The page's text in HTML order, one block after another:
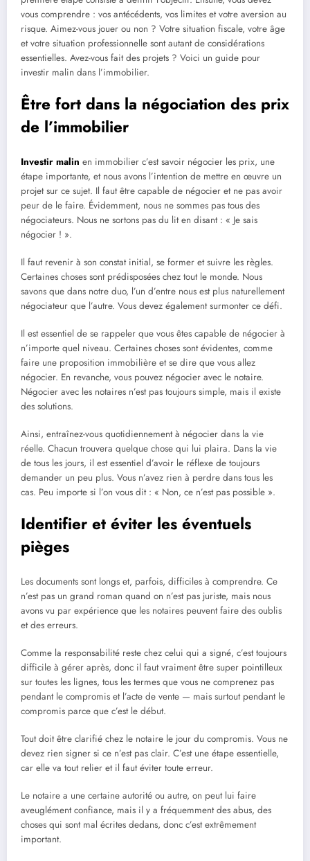
vous comprendre : vos antécédents, vos limites et votre aversion au
risque. Aimez-vous jouer ou non ? Votre situation fiscale, votre âge
et votre situation professionnelle sont autant de considérations
essentielles. Avez-vous fait des projets ? Voici un guide pour
investir malin dans l’immobilier.
Être fort dans la négociation des prix
de l’immobilier
Investir malin en immobilier c’est savoir négocier les prix, une
étape importante, et nous avons l’intention de mettre en œuvre un
projet sur ce sujet. Il faut être capable de négocier et ne pas avoir
peur de le faire. Évidemment, nous ne sommes pas tous des
négociateurs. Nous ne sortons pas du lit en disant : « Je sais
négocier ! ».
Il faut revenir à son constat initial, se former et suivre les règles.
Certaines choses sont prédisposées chez tout le monde. Nous
savons que dans notre duo, l’un d’entre nous est plus naturellement
négociateur que l’autre. Vous devez également surmonter ce défi.
Il est essentiel de se rappeler que vous êtes capable de négocier à
n’importe quel niveau. Certaines choses sont évidentes, comme
faire une proposition immobilière et se dire que vous allez
négocier. En revanche, vous pouvez négocier avec le notaire.
Négocier avec les notaires n’est pas toujours simple, mais il existe
des solutions.
Ainsi, entraînez-vous quotidiennement à négocier dans la vie
réelle. Chacun trouvera quelque chose qui lui plaira. Dans la vie
de tous les jours, il est essentiel d’avoir le réflexe de toujours
demander un peu plus. Vous n’avez rien à perdre dans tous les
cas. Peu importe si l’on vous dit : « Non, ce n’est pas possible ».
Identifier et éviter les éventuels
pièges
Les documents sont longs et, parfois, difficiles à comprendre. Ce
n’est pas un grand roman quand on n’est pas juriste, mais nous
avons vu par expérience que les notaires peuvent faire des oublis
et des erreurs.
Comme la responsabilité reste chez celui qui a signé, c’est toujours
difficile à gérer après, donc il faut vraiment être super pointilleux
sur toutes les lignes, tous les termes que vous ne comprenez pas
pendant le compromis et l’acte de vente — mais surtout pendant le
compromis parce que c’est le début.
Tout doit être clarifié chez le notaire le jour du compromis. Vous ne
devez rien signer si ce n’est pas clair. C’est une étape essentielle,
car elle va tout relier et il faut éviter toute erreur.
Le notaire a une certaine autorité ou autre, on peut lui faire
aveuglément confiance, mais il y a fréquemment des abus, des
choses qui sont mal écrites dedans, donc c’est extrêmement
important.